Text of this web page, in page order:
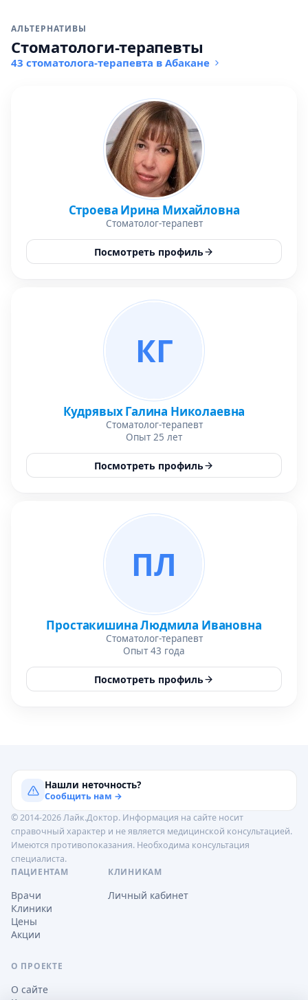
АЛЬТЕРНАТИВЫ
Стоматологи-терапевты
43 стоматолога-терапевта в Абакане
Строева Ирина Михайловна
Стоматолог-терапевт
Посмотреть профиль
КГ
Кудрявых Галина Николаевна
Стоматолог-терапевт
Опыт 25 лет
Посмотреть профиль
ПЛ
Простакишина Людмила Ивановна
Стоматолог-терапевт
Опыт 43 года
Посмотреть профиль
Нашли неточность?
Сообщить нам →
© 2014-2026 Лайк.Доктор. Информация на сайте носит
справочный характер и не является медицинской консультацией.
Имеются противопоказания. Необходима консультация
специалиста.
ПАЦИЕНТАМ
Врачи
Клиники
Цены
Акции
КЛИНИКАМ
Личный кабинет
О ПРОЕКТЕ
О сайте